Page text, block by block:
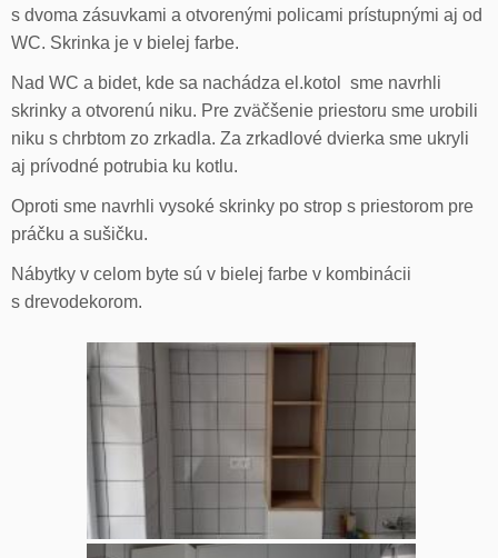
s dvoma zásuvkami a otvorenými policami prístupnými aj od
WC. Skrinka je v bielej farbe.
Nad WC a bidet, kde sa nachádza el.kotol sme navrhli
skrinky a otvorenú niku. Pre zväčšenie priestoru sme urobili
niku s chrbtom zo zrkadla. Za zrkadlové dvierka sme ukryli
aj prívodné potrubia ku kotlu.
Oproti sme navrhli vysoké skrinky po strop s priestorom pre
práčku a sušičku.
Nábytky v celom byte sú v bielej farbe v kombinácii
s drevodekorom.